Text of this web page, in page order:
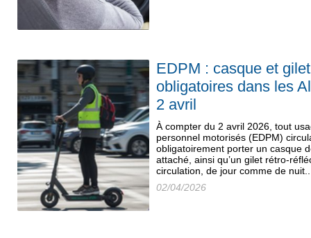
EDPM : casque et
obligatoires dans les
2 avril
À compter du 2 avril 2026, tout
personnel motorisés (EDPM)
obligatoirement porter un casque
attaché, ainsi qu’un gilet rétro-
circulation, de jour comme de
02/04/2026